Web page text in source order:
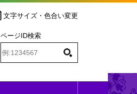
文字サイズ・色合い変更
ページID検索